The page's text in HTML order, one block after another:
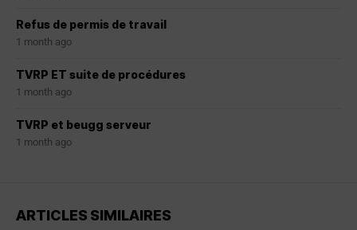
Refus de permis de travail
1 month ago
TVRP ET suite de procédures
1 month ago
TVRP et beugg serveur
1 month ago
ARTICLES SIMILAIRES